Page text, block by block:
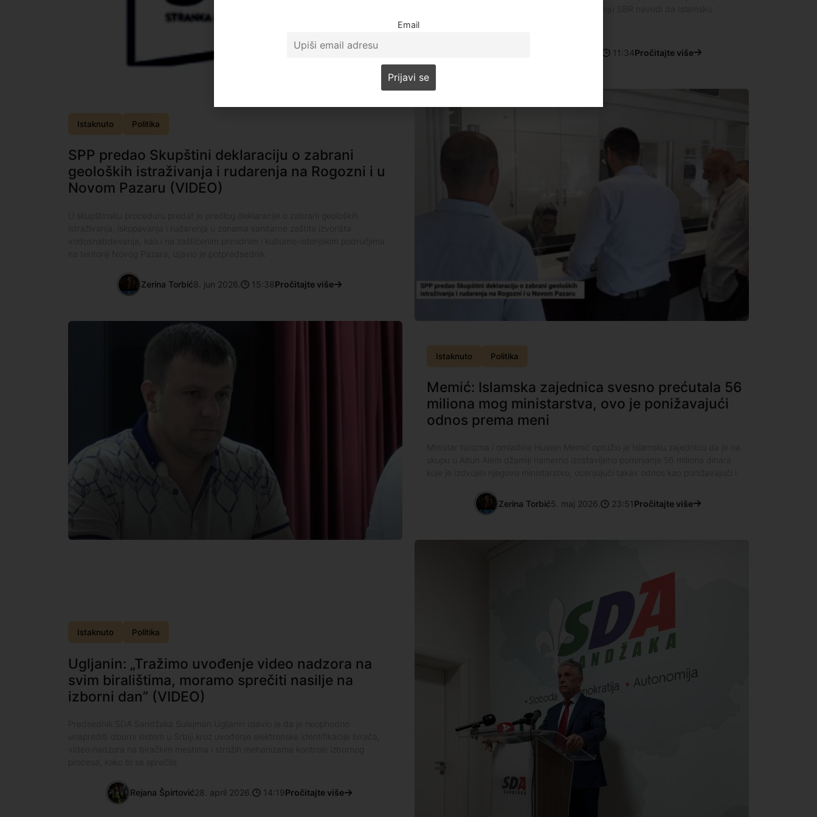
11:34Pročitajte više
Istaknuto Politika
SPP predao Skupštini deklaraciju o zabrani
geoloških istraživanja i rudarenja na Rogozni i u
Novom Pazaru (VIDEO)
Zerina Torbić8. jun 2026. 15:38Pročitajte više
Istaknuto Politika
Memić: Islamska zajednica svesno prećutala 56
miliona mog ministarstva, ovo je ponižavajući
odnos prema meni
Zerina Torbić5. maj 2026. 23:51 Pročitajte više
Istaknuto Politika
Ugljanin: „Tražimo uvođenje video nadzora na
svim biralištima, moramo sprečiti nasilje na
izborni dan” (VIDEO)
Rejana Špirtović28. april 2026. 14:19Pročitajte više
Email